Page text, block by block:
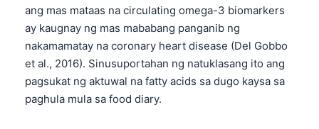
ang mas mataas na circulating omega-3 biomarkers
ay kaugnay ng mas mababang panganib ng
nakamamatay na coronary heart disease (Del Gobbo
et al., 2016). Sinusuportahan ng natuklasang ito ang
pagsukat ng aktuwal na fatty acids sa dugo kaysa sa
paghula mula sa food diary.